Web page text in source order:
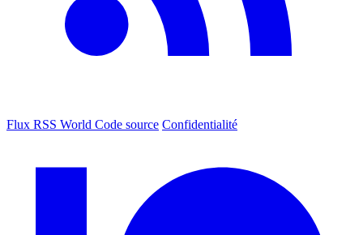
Flux RSS World Code source Confidentialité